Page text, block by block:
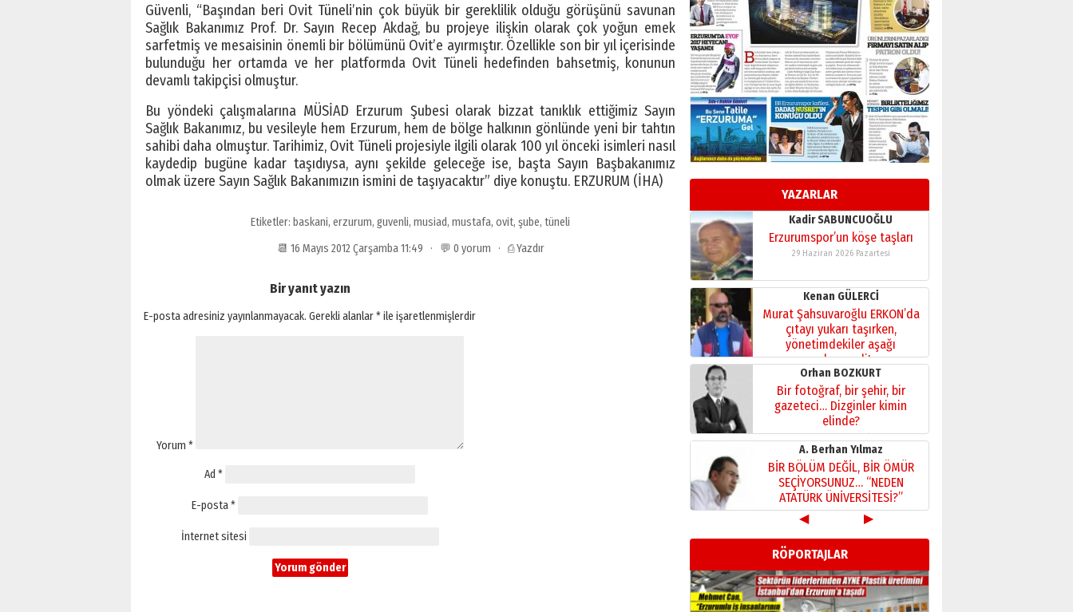
Güvenli, “Başından beri Ovit Tüneli’nin çok büyük bir gereklilik olduğu görüşünü savunan
Sağlık Bakanımız Prof. Dr. Sayın Recep Akdağ, bu projeye ilişkin olarak çok yoğun emek
sarfetmiş ve mesaisinin önemli bir bölümünü Ovit’e ayırmıştır. Özellikle son bir yıl içerisinde
bulunduğu her ortamda ve her platformda Ovit Tüneli hedefinden bahsetmiş, konunun
devamlı takipçisi olmuştur.
Bu yöndeki çalışmalarına MÜSİAD Erzurum Şubesi olarak bizzat tanıklık ettiğimiz Sayın
Sağlık Bakanımız, bu vesileyle hem Erzurum, hem de bölge halkının gönlünde yeni bir tahtın
sahibi daha olmuştur. Tarihimiz, Ovit Tüneli projesiyle ilgili olarak 100 yıl önceki isimleri nasıl
kaydedip bugüne kadar taşıdıysa, aynı şekilde geleceğe ise, başta Sayın Başbakanımız
olmak üzere Sayın Sağlık Bakanımızın ismini de taşıyacaktır” diye konuştu. ERZURUM (İHA)
Etiketler: baskani, erzurum, guvenli, musiad, mustafa, ovit, şube, tüneli
📆 16 Mayıs 2012 Çarşamba 11:49 · 💬 0 yorum · ⎙ Yazdır
Bir yanıt yazın
E-posta adresiniz yayınlanmayacak. Gerekli alanlar*ile işaretlenmişlerdir
Yorum *
Ad *
E-posta*
İnternet sitesi
YAZARLAR
Ahmed Yesevi’den bir
Alperen… ”Reisimiz” idi…
Hakka yürüdü.!
26 Mart 2026 Perşembe
Cem Bakırcı
Ardında bıraktığı hatıralarıyla
gönül adamı Faruk Terzioğlu!
13 Mayıs 2026 Çarşamba
Esat BİNDESEN
Başkan Sekmen’den Erzurum’a
bir vizyon proje daha!
02 Ağustos 2026 Pazar
Kadir SABUNCUOĞLU
Erzurumspor’un köşe taşları
29 Haziran 2026 Pazartesi
Kenan GÜLERCİ
Murat Şahsuvaroğlu ERKON’da
çıtayı yukarı taşırken,
yönetimdekiler aşağı
çekmemeli!
17 Şubat 2026 SalıOrhan BOZKURT
Bir fotoğraf, bir şehir, bir
gazeteci… Dizginler kimin
elinde?
31 Mart 2026 Salı
A. Berhan Yılmaz
BİR BÖLÜM DEĞİL, BİR ÖMÜR
SEÇİYORSUNUZ… “NEDEN
ATATÜRK ÜNİVERSİTESİ?”
28 Temmuz 2026 Salı
Ahmet Gökhan YAZICI
Ahmed Yesevi’den bir
Alperen… ”Reisimiz” idi…
Hakka yürüdü.!
26 Mart 2026 Perşembe
Cem Bakırcı
◀ ▶
RÖPORTAJLAR